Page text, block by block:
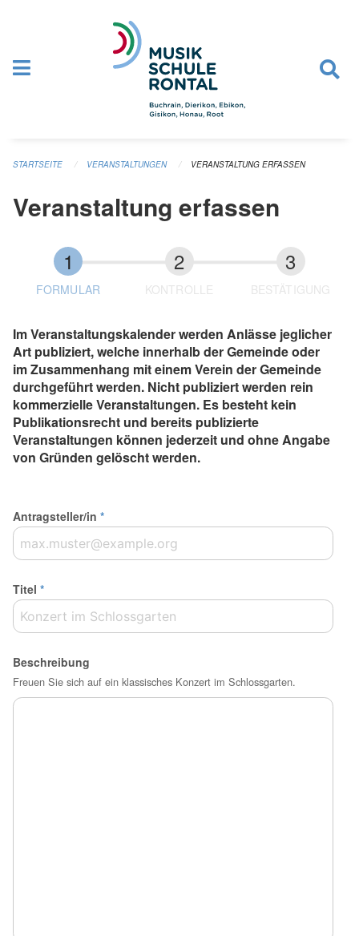
STARTSEITE VERANSTALTUNGEN VERANSTALTUNG ERFASSEN
Veranstaltung erfassen
FORMULAR KONTROLLE BESTÄTIGUNG
Im Veranstaltungskalender werden Anlässe jeglicher
Art publiziert, welche innerhalb der Gemeinde oder
im Zusammenhang mit einem Verein der Gemeinde
durchgeführt werden. Nicht publiziert werden rein
kommerzielle Veranstaltungen. Es besteht kein
Publikationsrecht und bereits publizierte
Veranstaltungen können jederzeit und ohne Angabe
von Gründen gelöscht werden.
Antragsteller/in *
Titel *
Beschreibung
Freuen Sie sich auf ein klassisches Konzert im Schlossgarten.